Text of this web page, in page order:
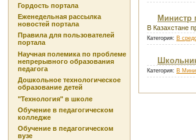
Гордость портала
Еженедельная рассылка
новостей портала
Правила для пользователей
портала
Научная полемика по проблеме
непрерывного образования
педагога
Дошкольное технологическое
образование детей
"Технология" в школе
Обучение в педагогическом
колледже
Обучение в педагогическом
вузе
Министр
В Казахстане
Категория: В
Категория: В